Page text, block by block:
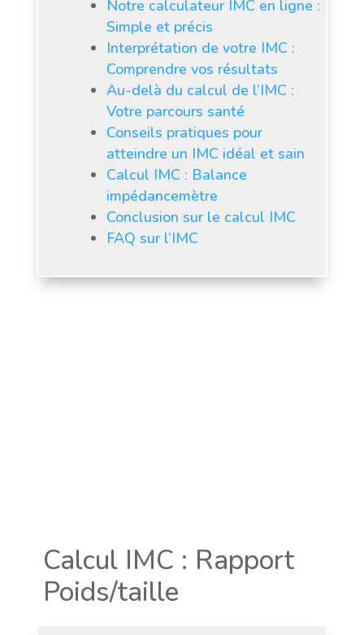
Notre calculateur IMC en ligne :
Simple et précis
Interprétation de votre IMC :
Comprendre vos résultats
Au-delà du calcul de l’IMC :
Votre parcours santé
Conseils pratiques pour
atteindre un IMC idéal et sain
Calcul IMC : Balance
impédancemètre
Conclusion sur le calcul IMC
FAQ sur l’IMC
Calcul IMC : Rapport
Poids/taille